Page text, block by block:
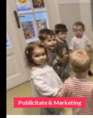
Publicitate & Marketing